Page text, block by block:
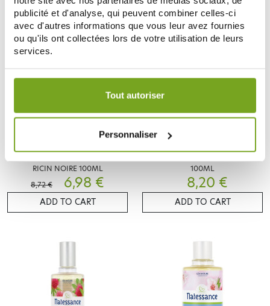
publicité et d'analyse, qui peuvent combiner celles-ci
avec d'autres informations que vous leur avez fournies
ou qu'ils ont collectées lors de votre utilisation de leurs
services.
Votre choix de consentement est conservé pendant une
Tout autoriser
Personnaliser
-20%
RICIN NOIRE 100ML
8,72 €
6,98 €
ADD TO CART
100ML
8,20 €
ADD TO CART